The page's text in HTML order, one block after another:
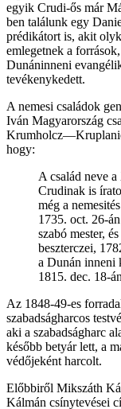
egyik Crudi-ős már
ben találunk egy
prédikátort is, akit
emlegetnek a
Dunáninneni
tevékenykedett.
A nemesi családok
Iván Magyarország
hogy:
A család neve
Crudinak is
még a
1735. oct. 26-
szabó mester,
beszterczei,
a Dunán inneni
1815. dec. 18-
Az 1848-49-es
szabadságharcos
aki a szabadságharc
később betyár lett, a
védőjeként harcolt.
Előbbiről Mikszáth
Kálmán csínytevései